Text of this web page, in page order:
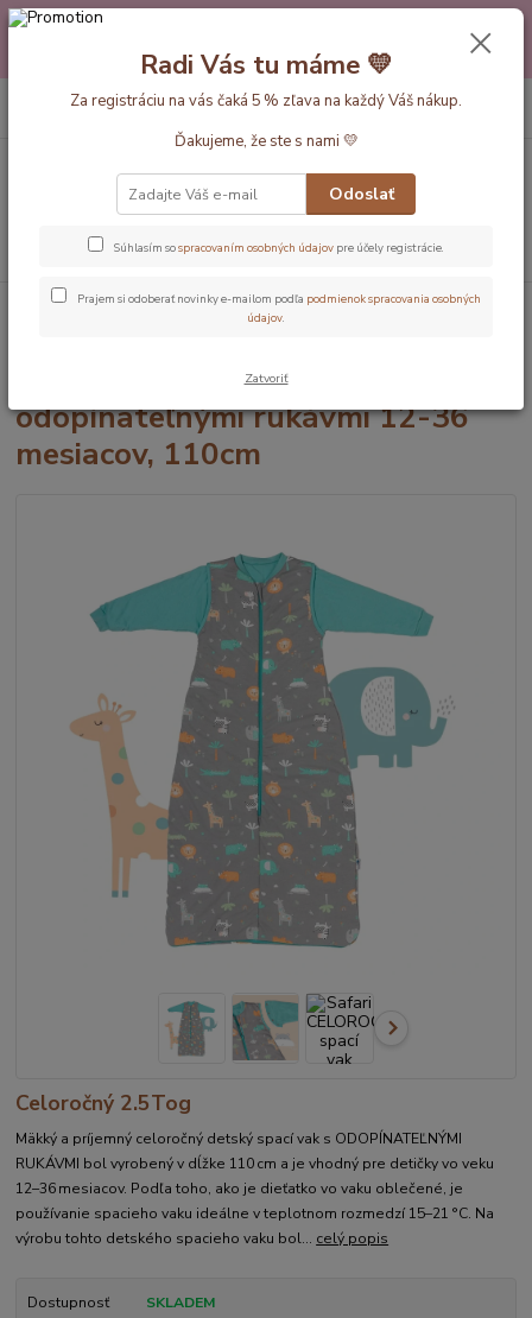
Máte nejakú otázku alebo váhate s výberom? Neváhajte a zavolajte
pokojne aj večer alebo cez víkend. Sme tu pre Vás.💛 Petra a babička
Monička
EUR
Hľadať
+420 777 610 855
Dĺžka vaku 110cm (12-36mesiac)
Safari CELOROČNÝ spací vak
odopínateľnými rukávmi 12-36 mesiacov, 110cm
Safari CELOROČNÝ spací vak
odopínateľnými rukávmi 12-36
mesiacov, 110cm
Celoročný 2.5Tog
Mäkký a príjemný celoročný detský spací vak s ODOPÍNATEĽNÝMI
RUKÁVMI bol vyrobený v dĺžke 110 cm a je vhodný pre detičky vo veku
12–36 mesiacov. Podľa toho, ako je dieťatko vo vaku oblečené, je
používanie spacieho vaku ideálne v teplotnom rozmedzí 15–21 °C. Na
výrobu tohto detského spacieho vaku bol... celý popis
Dostupnosť SKLADEM
Radi Vás tu máme 💛
Za registráciu na vás čaká 5 % zľava na každý Váš nákup.
Ďakujeme, že ste s nami 💛
Odoslať
Súhlasím sospracovaním osobných údajov pre účely registrácie.
Prajem si odoberať novinky e-mailom podľa podmienok spracovania osobných
údajov.
Zatvoriť